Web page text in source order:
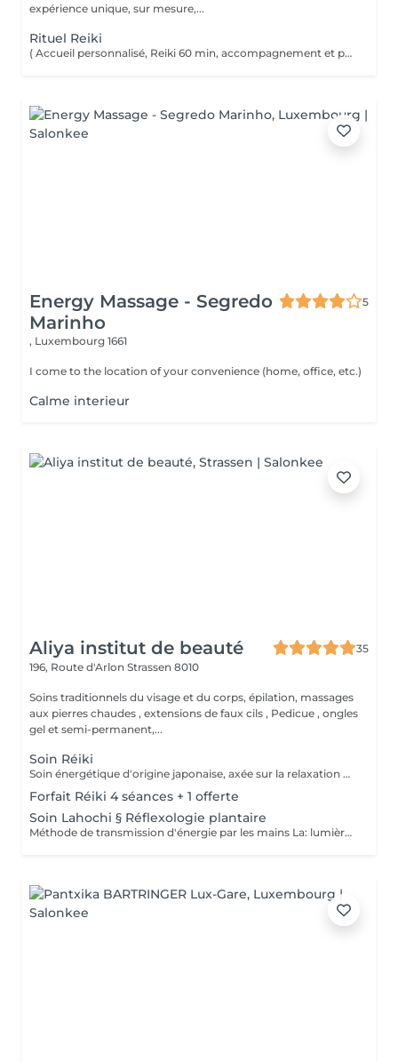
expérience unique, sur mesure,...
Rituel Reiki
( Accueil personnalisé, Reiki 60 min, accompagnement et partage ) Soin énergétique d'origine japonaise qui permet de faire circuler et d'harmoniser l'énergie du corps. Le Reiki aide à apaiser le corps et l'esprit, favorise la relaxation, contribue à améliorer le sommeil, calme les tensions.
Energy Massage - Segredo
Marinho
5
, Luxembourg 1661
I come to the location of your convenience (home, office, etc.)
Calme interieur
Aliya institut de beauté
35
196, Route d'Arlon Strassen 8010
Soins traditionnels du visage et du corps, épilation, massages
aux pierres chaudes , extensions de faux cils , Pedicue , ongles
gel et semi-permanent,...
Soin Réiki
Soin énergétique d'origine japonaise, axée sur la relaxation et l'harmonisation du corps et de l'esprit. REI: universel KI: énergie vital Le praticien pose doucement les mains sur les différentes zones , il n'y a pas de manipulation ou de pression. Effets: -Réduction du stress et de l'anxiété -Sensation de calme et de lâcher prise -Aide à apaiser le mental -favorise l'endormissement -Aide à relâcher les tensions émotionnelles le réiki est une pratique douce qui vise surtout : -la détente -l'équilibre émotionnel -le bien-être global A faire seul ou en cure de 4 séances
Forfait Réiki 4 séances + 1 offerte
Soin Lahochi § Réflexologie plantaire
Méthode de transmission d'énergie par les mains La: lumière, amour HO: mouvement de l'énergie CHI: energie vitale Effets: -Diminue le stress -Procure un calme profond et durable -Aide à harmoniser le corps et l'esprit - Energie retrouvée - Favorise le lâcher-prise -Harmonisation des Chakras Couplé à la réflexologie plantaire c'est un soin qui apporte une relaxation complète et durable alliant les bienfaits du soin énergétique et ceux de la réflexologie . A faire seul ou en cure de 4 séances "Détente absolue "